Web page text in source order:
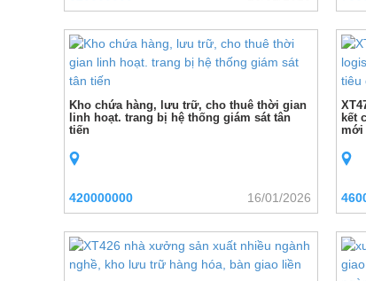
Kho chứa hàng, lưu trữ, cho thuê thời gian
linh hoạt. trang bị hệ thống giám sát tân
tiến
420000000 16/01/2026
kết
mới